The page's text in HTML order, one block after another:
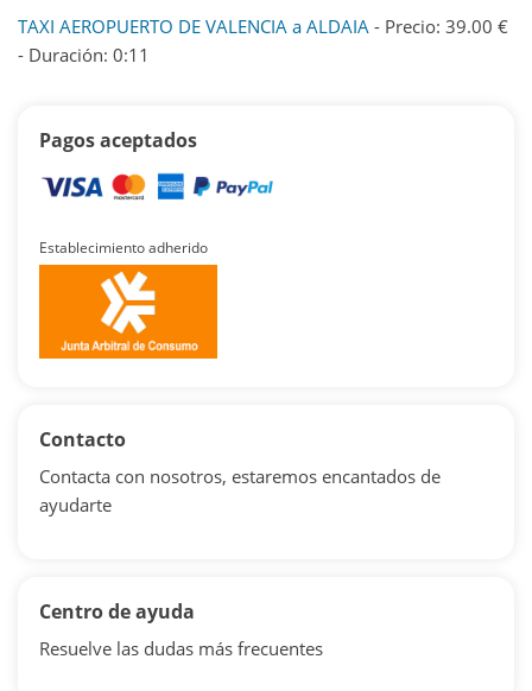
TAXI AEROPUERTO DE VALENCIA a ALDAIA - Precio: 39.00 €
- Duración: 0:11
Pagos aceptados
Establecimiento adherido
Contacto
Contacta con nosotros, estaremos encantados de
ayudarte
Centro de ayuda
Resuelve las dudas más frecuentes